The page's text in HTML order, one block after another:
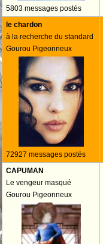
5803 messages postés
le chardon
à la recherche du standard
Gourou Pigeonneux
72927 messages postés
CAPUMAN
Le vengeur masqué
Gourou Pigeonneux